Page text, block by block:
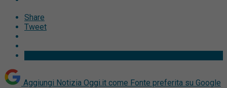
Share
Tweet
Aggiungi Notizia Oggi.it come Fonte preferita su Google